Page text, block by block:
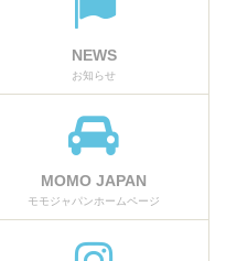
NEWS
お知らせ
MOMO JAPAN
モモジャパンホームページ